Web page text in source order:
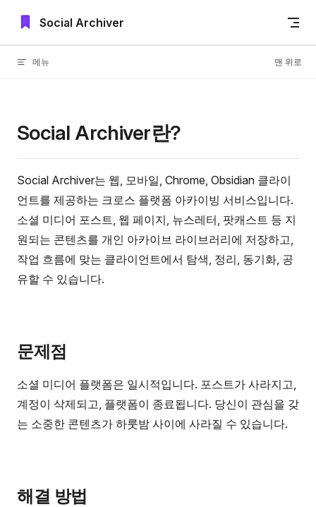
Skip to content
Social Archiver
메뉴 맨 위로
Social Archiver란?
Social Archiver는 웹, 모바일, Chrome, Obsidian 클라이
언트를 제공하는 크로스 플랫폼 아카이빙 서비스입니다.
소셜 미디어 포스트, 웹 페이지, 뉴스레터, 팟캐스트 등 지
원되는 콘텐츠를 개인 아카이브 라이브러리에 저장하고,
작업 흐름에 맞는 클라이언트에서 탐색, 정리, 동기화, 공
유할 수 있습니다.
문제점
소셜 미디어 플랫폼은 일시적입니다. 포스트가 사라지고,
계정이 삭제되고, 플랫폼이 종료됩니다. 당신이 관심을 갖
는 소중한 콘텐츠가 하룻밤 사이에 사라질 수 있습니다.
해결 방법